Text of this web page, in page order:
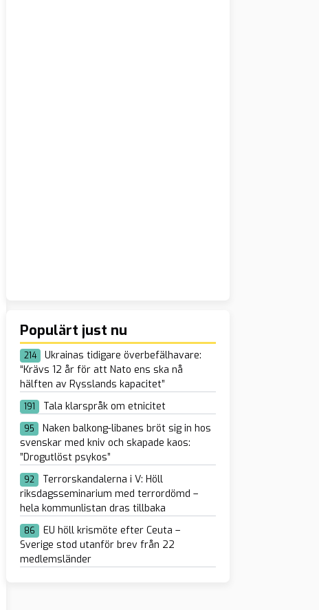
Populärt just nu
214
Ukrainas tidigare överbefälhavare:
“Krävs 12 år för att Nato ens ska nå
hälften av Rysslands kapacitet”
191 Tala klarspråk om etnicitet
95
Naken balkong-libanes bröt sig in hos
svenskar med kniv och skapade kaos:
”Drogutlöst psykos”
92
Terrorskandalerna i V: Höll
riksdagsseminarium med terrordömd –
hela kommunlistan dras tillbaka
86
EU höll krismöte efter Ceuta –
Sverige stod utanför brev från 22
medlemsländer